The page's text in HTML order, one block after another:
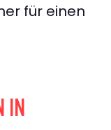
für einen
IN